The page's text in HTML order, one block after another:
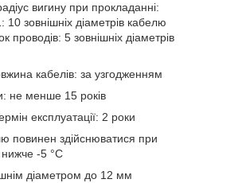
вигину при прокладанні:
зовнішніх діаметрів кабелю
проводів: 5 зовнішніх діаметрів
кабелів: за узгодженням
не менше 15 років
експлуатації: 2 роки
повинен здійснюватися при
нижче -5 °С
діаметром до 12 мм